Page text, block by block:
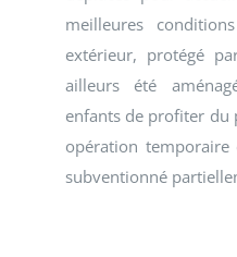
meilleures
extérieur, protégé
ailleurs été
enfants de profiter du
opération
subventionné